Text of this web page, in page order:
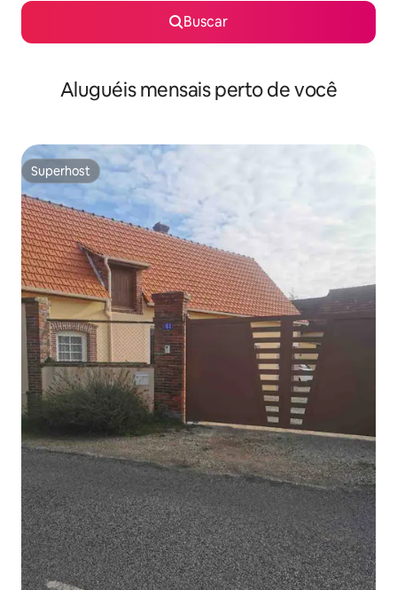
Buscar
Aluguéis mensais perto de você
Superhost
Superhost